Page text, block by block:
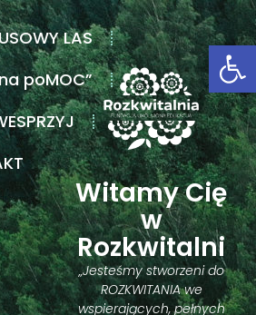
LAS
poMOC”
Witamy Cię
w
Rozkwitalni
„Jesteśmy stworzeni do
ROZKWITANIA we
wspierających, pełnych